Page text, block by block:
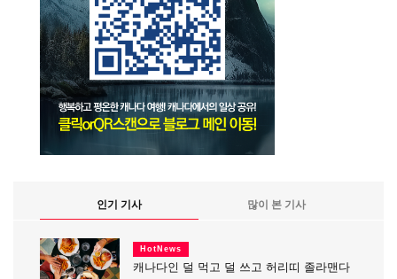
인기 기사 많이 본 기사
HotNews
캐나다인 덜 먹고 덜 쓰고 허리띠 졸라맨다